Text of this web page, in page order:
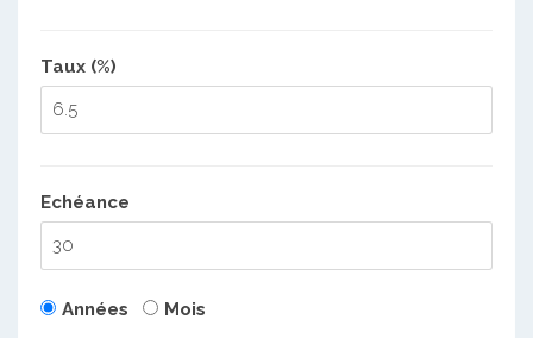
Taux (%)
Echéance
Années Mois